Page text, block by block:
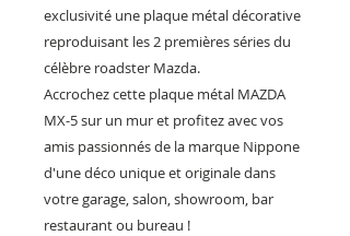
exclusivité une plaque métal décorative
reproduisant les 2 premières séries du
célèbre roadster Mazda.
Accrochez cette plaque métal MAZDA
MX-5 sur un mur et profitez avec vos
amis passionnés de la marque Nippone
d'une déco unique et originale dans
votre garage, salon, showroom, bar
restaurant ou bureau !